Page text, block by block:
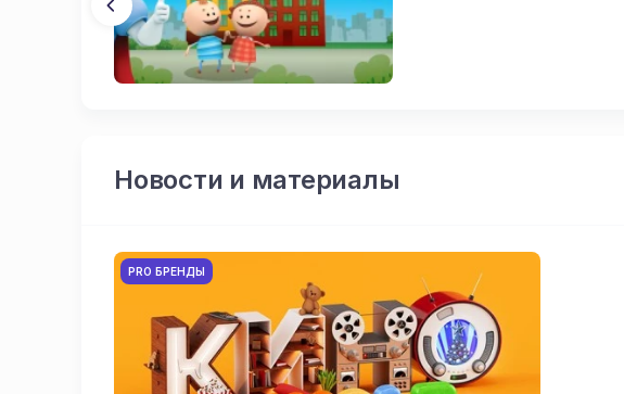
Новости и материалы
PRO БРЕНДЫ